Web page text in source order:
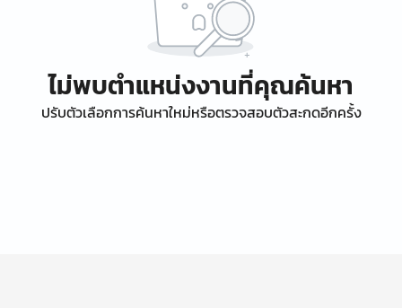
ไม่พบตำแหน่งงานที่คุณค้นหา
ปรับตัวเลือกการค้นหาใหม่หรือตรวจสอบตัวสะกดอีกครั้ง